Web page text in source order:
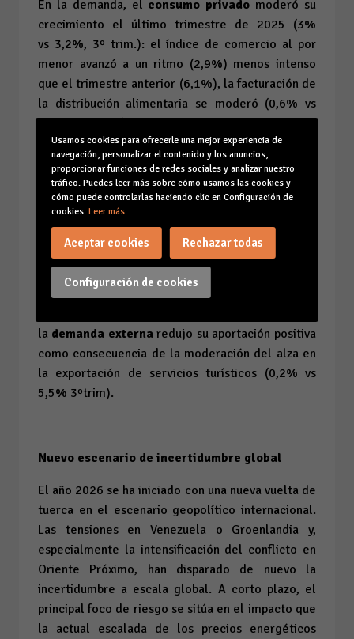
En la demanda, el consumo privado moderó su
crecimiento el último trimestre de 2025 (3%
vs 3,2%, 3º trim.): el índice de comercio al por
menor avanzó a un ritmo (2,9%) menos intenso
que el trimestre anterior (6,1%), la facturación de
la distribución alimentaria se moderó (0,6% vs
1,5% 3º trim.) y la producción de bienes de
consumo incluso retrocedió (-1,5% vs 3,2%, 3º
trim.). En la misma línea, el gasto de los no
residentes también perdió fuelle durante el
cuarto trimestre (0,2% vs 5,5%, 3º trim.)
En contraste, la inversión
volvió a erigirse en el
componente más dinámico fortaleciendo su ritmo
de avance los últimos tres meses del año (4,1%
vs
3,8%, 3ºtrim.) en coherencia con el buen
la demanda externaredujo su aportación positiva
como consecuencia de la moderación del alza en
la exportación de servicios turísticos (0,2% vs
5,5% 3ºtrim).
Nuevo escenario de incertidumbre global
El año 2026 se ha iniciado con una nueva vuelta de
tuerca en el escenario geopolítico internacional.
Las tensiones en Venezuela o Groenlandia y,
especialmente la intensificación del conflicto en
Oriente Próximo, han disparado de nuevo la
incertidumbre a escala global. A corto plazo, el
principal foco de riesgo se sitúa en el impacto que
la actual escalada de los precios energéticos
Usamos cookies para ofrecerle una mejor experiencia de
navegación, personalizar el contenido y los anuncios,
proporcionar funciones de redes sociales y analizar nuestro
tráfico. Puedes leer más sobre cómo usamos las cookies y
cómo puede controlarlas haciendo clic en Configuración de
cookies. Leer más
Configuración de cookies
Aceptar cookies Rechazar todas